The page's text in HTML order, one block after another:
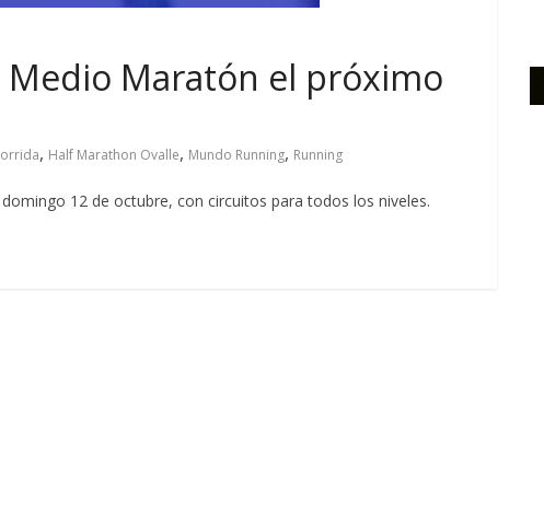
Maratón el próximo
, Half Marathon Ovalle, Mundo Running, Running
12 de octubre, con circuitos para todos los niveles.